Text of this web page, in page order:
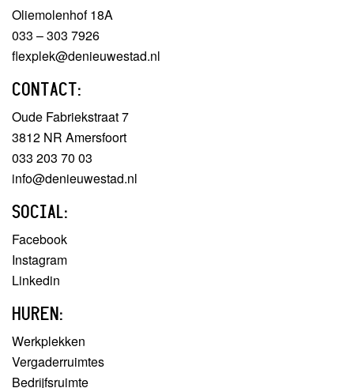
Oliemolenhof 18A
033 – 303 7926
flexplek@denieuwestad.nl
CONTACT:
Oude Fabriekstraat 7
3812 NR Amersfoort
033 203 70 03
info@denieuwestad.nl
SOCIAL:
Facebook
Instagram
Linkedin
HUREN:
Werkplekken
Vergaderruimtes
Bedrijfsruimte